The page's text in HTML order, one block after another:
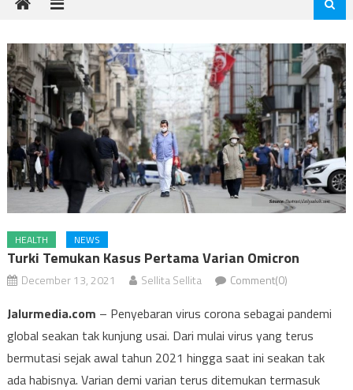
HEALTH NEWS
Turki Temukan Kasus Pertama Varian Omicron
December 13, 2021 Sellita Sellita Comment(0)
Jalurmedia.com – Penyebaran virus corona sebagai pandemi
global seakan tak kunjung usai. Dari mulai virus yang terus
bermutasi sejak awal tahun 2021 hingga saat ini seakan tak
ada habisnya. Varian demi varian terus ditemukan termasuk